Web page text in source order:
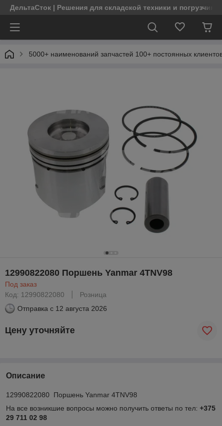
ДельтаСток | Решения для складской техники и
5000+ наименований запчастей 100+ постоянных
12990822080 Поршень Yanmar 4TNV98
Под заказ
Код: 12990822080
Розница
Отправка с 12 августа 2026
Цену уточняйте
Описание
12990822080 Поршень Yanmar 4TNV98
На все возникшие вопросы можно получить ответы по тел: +375
29 711 02 98